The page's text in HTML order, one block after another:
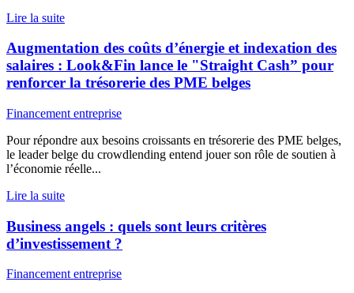
Lire la suite
Augmentation des coûts d’énergie et indexation des
salaires : Look&Fin lance le "Straight Cash” pour
renforcer la trésorerie des PME belges
Financement entreprise
Pour répondre aux besoins croissants en trésorerie des PME belges,
le leader belge du crowdlending entend jouer son rôle de soutien à
l’économie réelle...
Lire la suite
Business angels : quels sont leurs critères
d’investissement ?
Financement entreprise